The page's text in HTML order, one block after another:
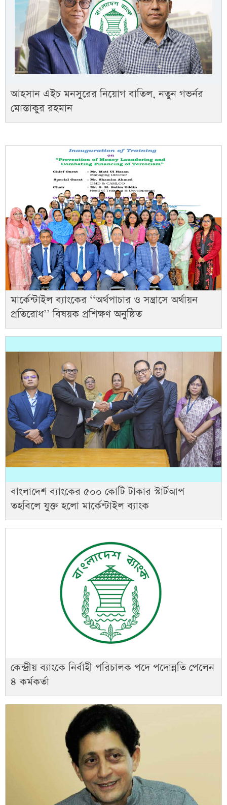
আহসান এইচ মনসুরের নিয়োগ বাতিল, নতুন গভর্নর
মোস্তাকুর রহমান
মার্কেন্টাইল ব্যাংকের ‘‘অর্থপাচার ও সন্ত্রাসে অর্থায়ন
প্রতিরোধ’’ বিষয়ক প্রশিক্ষণ অনুষ্ঠিত
বাংলাদেশ ব্যাংকের ৫০০ কোটি টাকার স্টার্টআপ
তহবিলে যুক্ত হলো মার্কেন্টাইল ব্যাংক
কেন্দ্রীয় ব্যাংকে নির্বাহী পরিচালক পদে পদোন্নতি পেলেন
৪ কর্মকর্তা